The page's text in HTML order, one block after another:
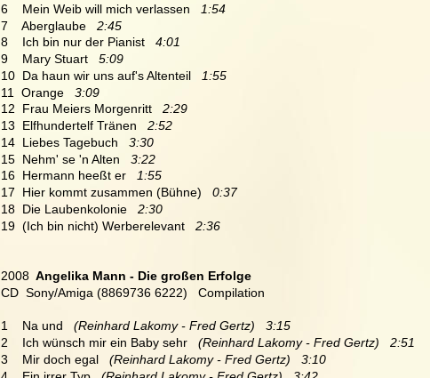
6    Mein Weib will mich verlassen
1:54
7    Aberglaube 2:45
8    Ich bin nur der Pianist
4:01
9    Mary Stuart 5:09
10  Da haun wir uns auf's Altenteil
1:55
11  Orange
3:09
12  Frau Meiers Morgenritt
2:29
13  Elfhundertelf Tränen
  2:52
14  Liebes Tagebuch
3:30
15  Nehm' se 'n Alten
3:22
16  Hermann heeßt er 1:55
17  Hier kommt zusammen (Bühne) 0:37
18  Die Laubenkolonie 2:30
19  (Ich bin nicht) Werberelevant
2:36
2008 Angelika Mann - Die großen Erfolge
CD  Sony/Amiga (8869736 6222)   Compilation
1    Na und
  (Reinhard Lakomy - Fred Gertz)   3:15
2    Ich wünsch mir ein Baby sehr
  (Reinhard Lakomy - Fred Gertz)   2:51
3    Mir doch egal
  (Reinhard Lakomy - Fred Gertz)   3:10